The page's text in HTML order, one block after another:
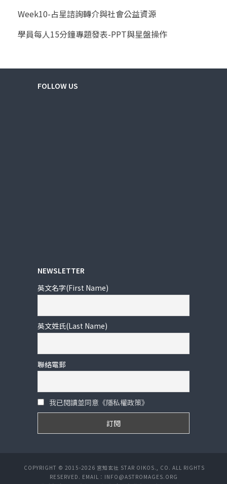
Week10-占星諮詢轉介與社會公益資源
學員每人15分鐘專題發表-PPT與星盤操作
FOLLOW US
NEWSLETTER
英文名字(First Name)
英文姓氏(Last Name)
聯絡電郵
我已閱讀並同意《隱私權政策》
COPYRIGHT © 2015-2026 宮知玄社 STAR OIKOS., CO. ALL RIGHTS
RESERVED. EMAIL：INFO@ASTROMAGES.ORG